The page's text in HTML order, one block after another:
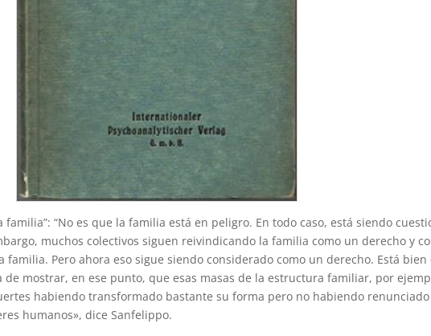
“No es que la familia está en peligro. En todo caso, está siendo
muchos colectivos siguen reivindicando la familia como un derecho y
familia. Pero ahora eso sigue siendo considerado como un derecho. Está
mostrar, en ese punto, que esas masas de la estructura familiar, por
habiendo transformado bastante su forma pero no habiendo
humanos», dice Sanfelippo.